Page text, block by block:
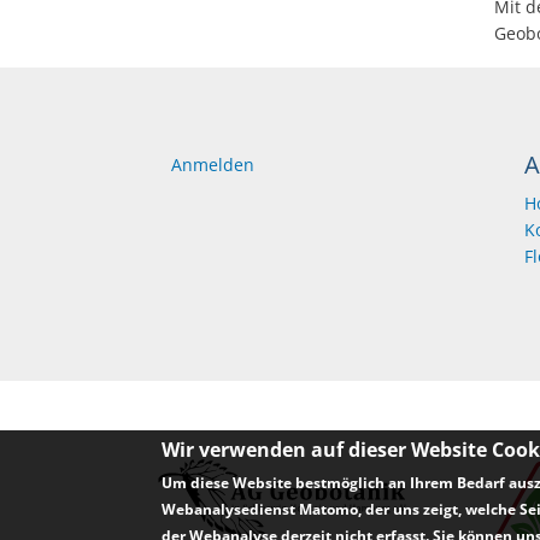
Mit
Anmelden
Wir verwenden auf dieser Website
Um diese Website bestmöglich an Ihrem Bedarf
Webanalysedienst Matomo, der uns zeigt, welche
der Webanalyse derzeit nicht erfasst. Sie können